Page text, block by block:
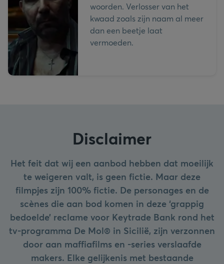
woorden. Verlosser van het
kwaad zoals zijn naam al meer
dan een beetje laat
vermoeden.
Disclaimer
Het feit dat wij een aanbod hebben dat moeilijk
te weigeren valt, is geen fictie. Maar deze
filmpjes zijn 100% fictie. De personages en de
scènes die aan bod komen in deze ‘grappig
bedoelde’ reclame voor Keytrade Bank rond het
tv-programma De Mol® in Sicilië, zijn verzonnen
door aan maffiafilms en -series verslaafde
makers. Elke gelijkenis met bestaande